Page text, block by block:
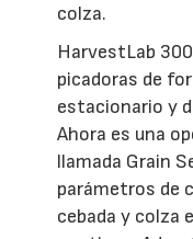
colza.
HarvestLab
picadoras de
estacionario y
Ahora es una
llamada Grain
parámetros de
cebada y colza